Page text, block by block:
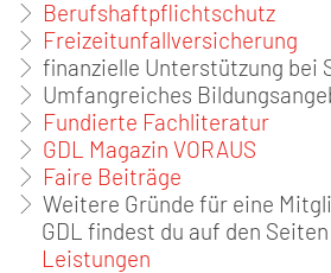
Berufshaftpflichtschutz
Freizeitunfallversicherung
finanzielle Unterstützung bei
Umfangreiches
Fundierte Fachliteratur
GDL Magazin VORAUS
Faire Beiträge
Weitere Gründe für eine
GDL findest du auf den Seiten
Leistungen